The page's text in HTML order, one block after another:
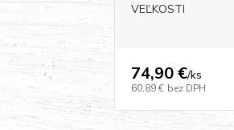
VEĽKOSTI
74,90 €/ks
60,89 € bez DPH